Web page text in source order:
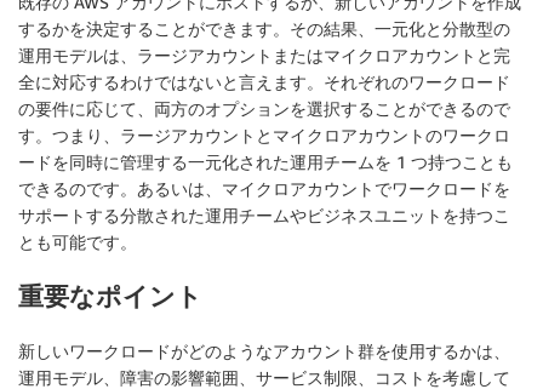
するかを決定することができます。その結果、一元化と分散型の
運用モデルは、ラージアカウントまたはマイクロアカウントと完
全に対応するわけではないと言えます。それぞれのワークロード
の要件に応じて、両方のオプションを選択することができるので
す。つまり、ラージアカウントとマイクロアカウントのワークロ
ードを同時に管理する一元化された運用チームを 1 つ持つことも
できるのです。あるいは、マイクロアカウントでワークロードを
サポートする分散された運用チームやビジネスユニットを持つこ
とも可能です。
重要なポイント
新しいワークロードがどのようなアカウント群を使用するかは、
運用モデル、障害の影響範囲、サービス制限、コストを考慮して